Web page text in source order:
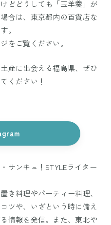
どどうしても「玉羊羹」が
合は、東京都内の百貨店な
。
をご覧ください。
産に出会える福島県、ぜひ
ください！
サンキュ！STYLEライター
き料理やパーティー料理、
ツや、いざという時に備え
情報を発信。また、東北や